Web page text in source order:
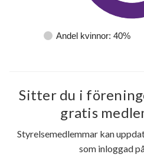
Andel kvinnor: 40%
Sitter du i
gratis
Styrelsemedlemmar kan
som inloggad